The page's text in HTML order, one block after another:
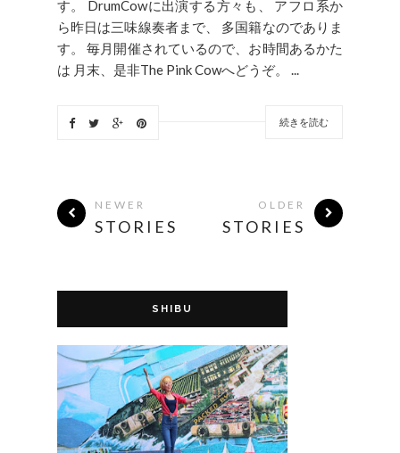
す。 DrumCowに出演する方々も、 アフロ系か
ら昨日は三味線奏者まで、 多国籍なのでありま
す。 毎月開催されているので、お時間あるかた
は 月末、是非The Pink Cowへどうぞ。 ...
続きを読む
NEWER
STORIES
OLDER
STORIES
SHIBU